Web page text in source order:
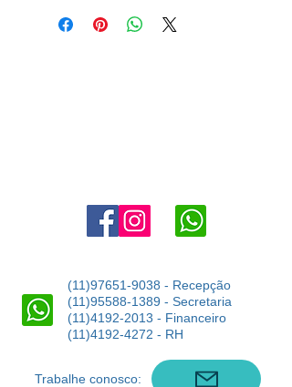
(11)97651-9038 - Recepção
(11)95588-1389 - Secretaria
(11)4192-2013 - Financeiro
(11)4192-4272 - RH
Trabalhe conosco: